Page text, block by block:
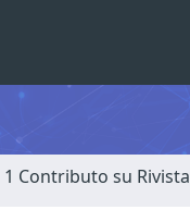
1 Contributo su Rivista